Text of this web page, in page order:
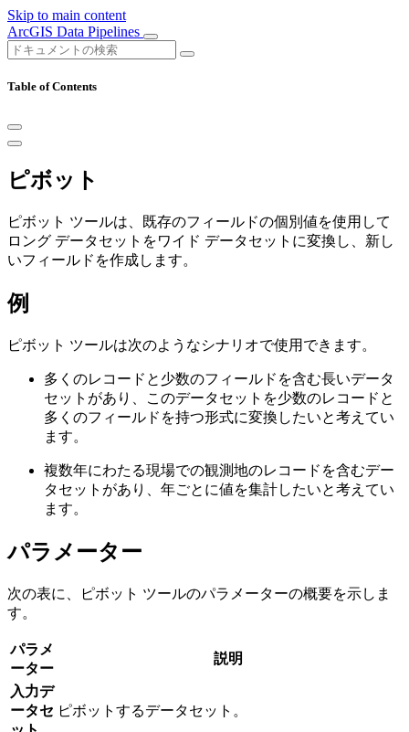
Skip to main content
ArcGIS Data Pipelines
Table of Contents
ピボット
ピボット ツールは、既存のフィールドの個別値を使用して
ロング データセットをワイド データセットに変換し、新し
いフィールドを作成します。
例
ピボット ツールは次のようなシナリオで使用できます。
多くのレコードと少数のフィールドを含む長いデータ
セットがあり、このデータセットを少数のレコードと
多くのフィールドを持つ形式に変換したいと考えてい
ます。
複数年にわたる現場での観測地のレコードを含むデー
タセットがあり、年ごとに値を集計したいと考えてい
ます。
パラメーター
次の表に、ピボット ツールのパラメーターの概要を示しま
す。
パラメ
ーター
説明
入力デ
ータセ ピボットするデータセット。